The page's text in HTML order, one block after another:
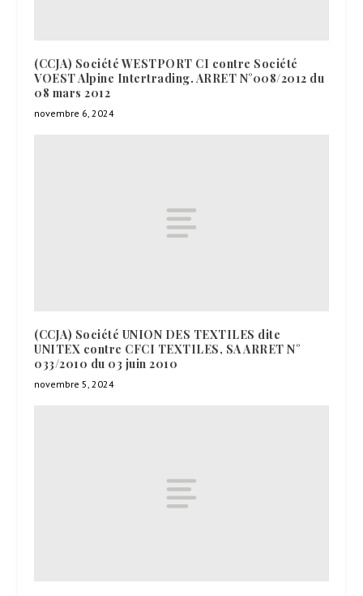
(CCJA) Société WESTPORT CI contre Société
VOEST Alpine Intertrading. ARRET N°008/2012 du
08 mars 2012
novembre 6, 2024
(CCJA) Société UNION DES TEXTILES dite
UNITEX contre CFCI TEXTILES, SA ARRET N°
033/2010 du 03 juin 2010
novembre 5, 2024